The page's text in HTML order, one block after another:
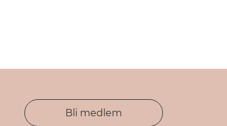
Bli medlem